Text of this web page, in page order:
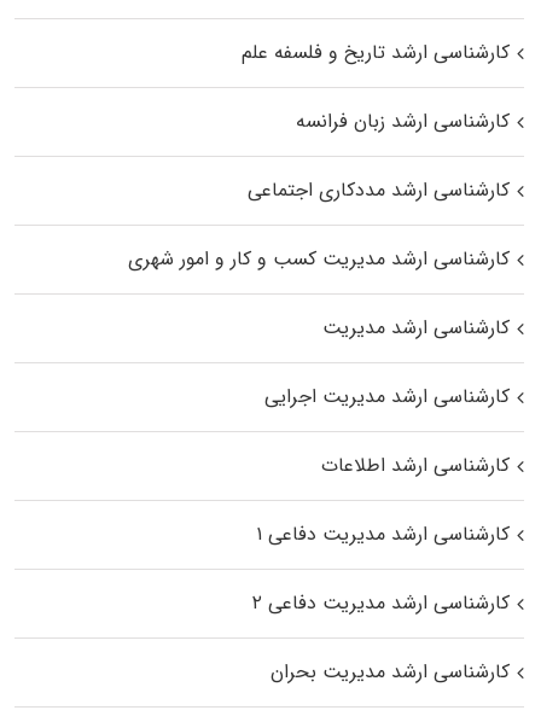
کارشناسی ارشد تاریخ و فلسفه علم
کارشناسی ارشد زبان فرانسه
کارشناسی ارشد مددکاری اجتماعی
کارشناسی ارشد مدیریت کسب و کار و امور شهری
کارشناسی ارشد مدیریت
کارشناسی ارشد مدیریت اجرایی
کارشناسی ارشد اطلاعات
کارشناسی ارشد مدیریت دفاعی ۱
کارشناسی ارشد مدیریت دفاعی ۲
کارشناسی ارشد مدیریت بحران